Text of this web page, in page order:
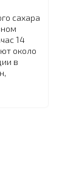
сахара
14
около
в